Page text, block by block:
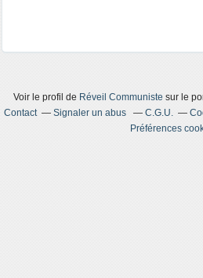
Voir le profil de Réveil Communiste sur le
Contact
Signaler un abus C.G.U.
Préférences